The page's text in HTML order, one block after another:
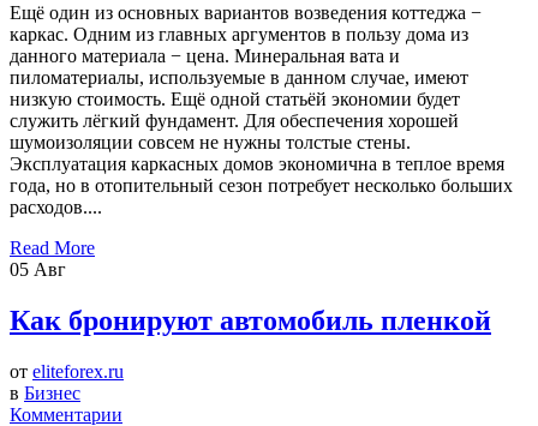
Ещё один из основных вариантов возведения коттеджа −
каркас. Одним из главных аргументов в пользу дома из
данного материала − цена. Минеральная вата и
пиломатериалы, используемые в данном случае, имеют
низкую стоимость. Ещё одной статьёй экономии будет
служить лёгкий фундамент. Для обеспечения хорошей
шумоизоляции совсем не нужны толстые стены.
Эксплуатация каркасных домов экономична в теплое время
года, но в отопительный сезон потребует несколько больших
расходов....
Read More
05 Авг
Как бронируют автомобиль пленкой
от eliteforex.ru
в Бизнес
Комментарии